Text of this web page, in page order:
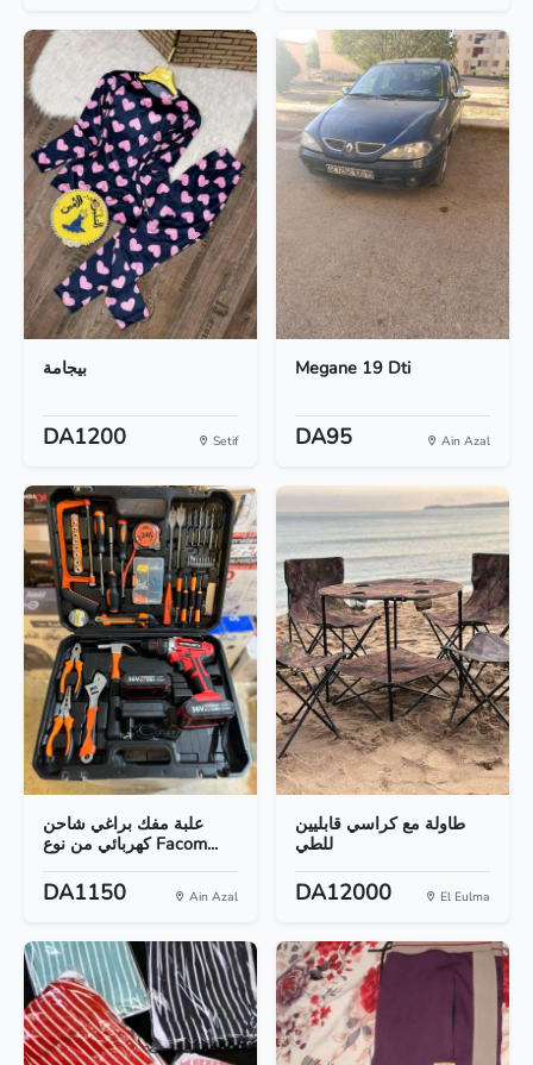
بيجامة
DA1200 Setif
Megane 19 Dti
DA95 Ain Azal
علبة مفك براغي شاحن
كهربائي من نوع Facom...
DA1150 Ain Azal
طاولة مع كراسي قابليين
للطي
DA12000 El Eulma